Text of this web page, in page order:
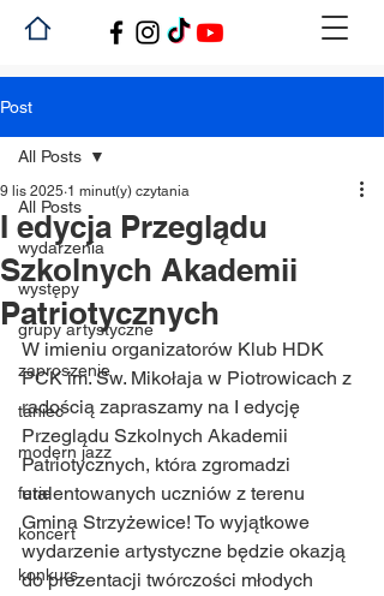
Post
All Posts
wydarzenia
występy
grupy artystyczne
zaproszenie
taniec
modern jazz
ferie
koncert
konkurs
All Posts
I edycja Przeglądu
Szkolnych Akademii
Patriotycznych
9 lis 2025 1 minut(y) czytania
W imieniu organizatorów Klub HDK
PCK im. Św. Mikołaja w Piotrowicach z
radością zapraszamy na I edycję
Przeglądu Szkolnych Akademii
Patriotycznych, która zgromadzi
utalentowanych uczniów z terenu
Gmina Strzyżewice! To wyjątkowe
wydarzenie artystyczne będzie okazją
do prezentacji twórczości młodych